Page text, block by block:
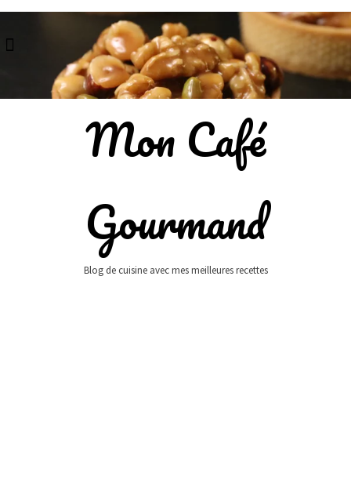
content
Mon Café
Gourmand
Blog de cuisine avec mes meilleures recettes